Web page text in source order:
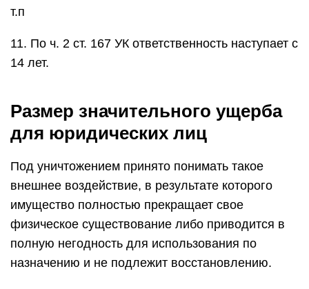
т.п
11. По ч. 2 ст. 167 УК ответственность наступает с
14 лет.
Размер значительного ущерба
для юридических лиц
Под уничтожением принято понимать такое
внешнее воздействие, в результате которого
имущество полностью прекращает свое
физическое существование либо приводится в
полную негодность для использования по
назначению и не подлежит восстановлению.